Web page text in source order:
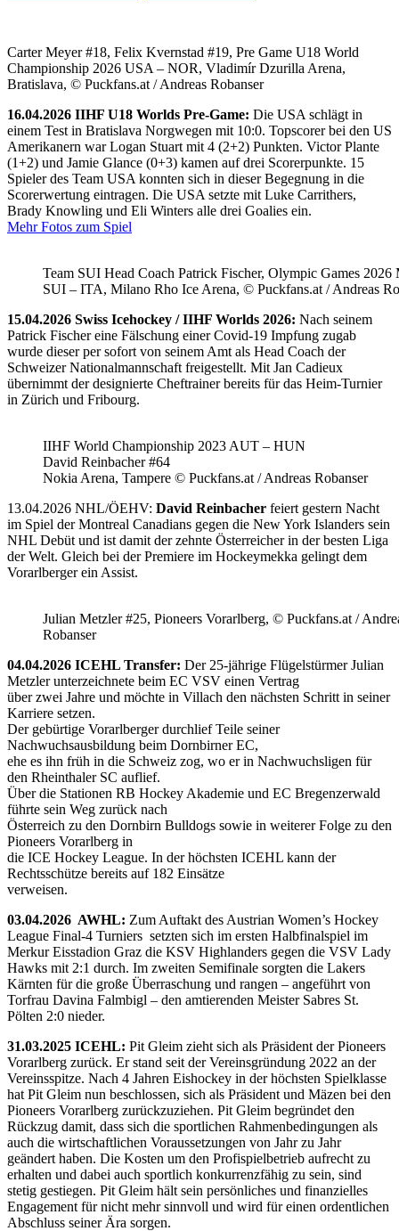
Carter Meyer #18, Felix Kvernstad #19, Pre Game U18 World
Championship 2026 USA – NOR, Vladimír Dzurilla Arena,
Bratislava, © Puckfans.at / Andreas Robanser
16.04.2026 IIHF U18 Worlds Pre-Game: Die USA schlägt in
einem Test in Bratislava Norgwegen mit 10:0. Topscorer bei den US
Amerikanern war Logan Stuart mit 4 (2+2) Punkten. Victor Plante
(1+2) und Jamie Glance (0+3) kamen auf drei Scorerpunkte. 15
Spieler des Team USA konnten sich in dieser Begegnung in die
Scorerwertung eintragen. Die USA setzte mit Luke Carrithers,
Brady Knowling und Eli Winters alle drei Goalies ein.
Mehr Fotos zum Spiel
Team SUI Head Coach Patrick Fischer, Olympic Games 2026
SUI – ITA, Milano Rho Ice Arena, © Puckfans.at / Andreas
15.04.2026 Swiss Icehockey / IIHF Worlds 2026: Nach seinem
Patrick Fischer eine Fälschung einer Covid-19 Impfung zugab
wurde dieser per sofort von seinem Amt als Head Coach der
Schweizer Nationalmannschaft freigestellt. Mit Jan Cadieux
übernimmt der designierte Cheftrainer bereits für das Heim-Turnier
in Zürich und Fribourg.
IIHF World Championship 2023 AUT – HUN
David Reinbacher #64
Nokia Arena, Tampere © Puckfans.at / Andreas Robanser
13.04.2026 NHL/ÖEHV: David Reinbacher feiert gestern Nacht
im Spiel der Montreal Canadians gegen die New York Islanders sein
NHL Debüt und ist damit der zehnte Österreicher in der besten Liga
der Welt. Gleich bei der Premiere im Hockeymekka gelingt dem
Vorarlberger ein Assist.
Julian Metzler #25, Pioneers Vorarlberg, © Puckfans.at /
Robanser
04.04.2026 ICEHL Transfer: Der 25-jährige Flügelstürmer Julian
Metzler unterzeichnete beim EC VSV einen Vertrag
über zwei Jahre und möchte in Villach den nächsten Schritt in seiner
Karriere setzen.
Der gebürtige Vorarlberger durchlief Teile seiner
Nachwuchsausbildung beim Dornbirner EC,
ehe es ihn früh in die Schweiz zog, wo er in Nachwuchsligen für
den Rheinthaler SC auflief.
Über die Stationen RB Hockey Akademie und EC Bregenzerwald
führte sein Weg zurück nach
Österreich zu den Dornbirn Bulldogs sowie in weiterer Folge zu den
Pioneers Vorarlberg in
die ICE Hockey League. In der höchsten ICEHL kann der
Rechtsschütze bereits auf 182 Einsätze
verweisen.
03.04.2026 AWHL: Zum Auftakt des Austrian Women’s Hockey
League Final-4 Turniers setzten sich im ersten Halbfinalspiel im
Merkur Eisstadion Graz die KSV Highlanders gegen die VSV Lady
Hawks mit 2:1 durch. Im zweiten Semifinale sorgten die Lakers
Kärnten für die große Überraschung und rangen – angeführt von
Torfrau Davina Falmbigl – den amtierenden Meister Sabres St.
Pölten 2:0 nieder.
31.03.2025 ICEHL: Pit Gleim zieht sich als Präsident der Pioneers
Vorarlberg zurück. Er stand seit der Vereinsgründung 2022 an der
Vereinsspitze. Nach 4 Jahren Eishockey in der höchsten Spielklasse
hat Pit Gleim nun beschlossen, sich als Präsident und Mäzen bei den
Pioneers Vorarlberg zurückzuziehen. Pit Gleim begründet den
Rückzug damit, dass sich die sportlichen Rahmenbedingungen als
auch die wirtschaftlichen Voraussetzungen von Jahr zu Jahr
geändert haben. Die Kosten um den Profispielbetrieb aufrecht zu
erhalten und dabei auch sportlich konkurrenzfähig zu sein, sind
stetig gestiegen. Pit Gleim hält sein persönliches und finanzielles
Engagement für nicht mehr sinnvoll und wird für einen ordentlichen
Abschluss seiner Ära sorgen.